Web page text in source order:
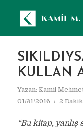
KULLAN
Yazan: Kamil
01/31/2016
2
“Bu kitap, yanlış